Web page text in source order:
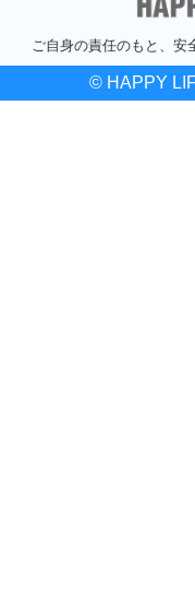
ご自身の責任のもと、安
© HAPPY